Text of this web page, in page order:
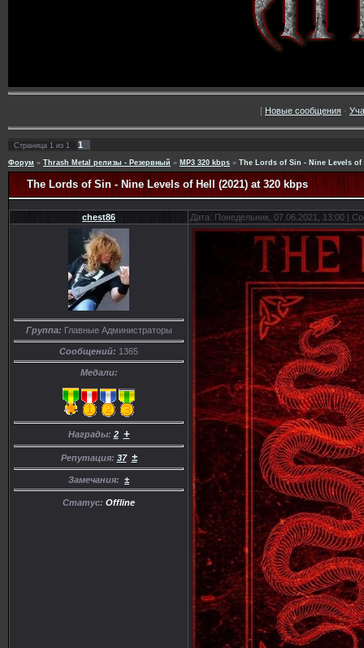
[ Новые сообщения ·
Страница 1 из 1 1
Форум » Thrash Metal релизы - Резервный » MP3 320 kbps » The Lords of Sin - Nine Levels of
The Lords of Sin - Nine Levels of Hell (2021) at 320 kbps
chest86 Дата: Понедельник, 07.06.2021, 13:00 |
Группа: Главные Администраторы
Сообщений: 1365
Медали:
Награды: 2 +
Репутация: 37 ±
Замечания: ±
Статус: Offline